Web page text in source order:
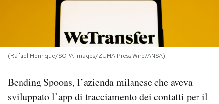
I MIEI PREFERITI
SHOP
CALENDARIO
(Rafael Henrique/SOPA Images/ZUMA Press Wire/ANSA)
Bending Spoons, l’azienda milanese che aveva
sviluppato l’app di tracciamento dei contatti per il